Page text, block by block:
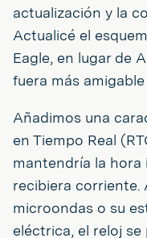
actualización y la
Actualicé el
Eagle, en lugar de
fuera más
Añadimos una
en Tiempo Real
mantendría la hora
recibiera corriente.
microondas o su
eléctrica, el reloj se